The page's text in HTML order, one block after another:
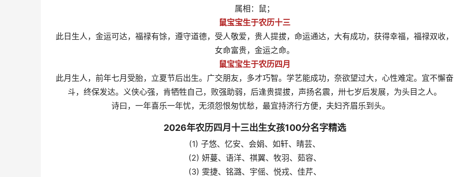
属相：鼠；
鼠宝宝生于农历十三
此日生人，金运可达，福禄有馀，遵守道德，受人敬爱，贵人提拔，命运通达，大有成功，获得幸福，福禄双收，
女命富贵，金运之命。
鼠宝宝生于农历四月
此月生人，前年七月受胎，立夏节后出生。广交朋友，多才巧智。学艺能成功，奈欲望过大，心性难定。宜不懈奋
斗，终保发达。义侠心强，肯牺牲自己，败强助弱，后逢贵提拔，声扬名震，卅七岁后发展，为头目之人。
诗曰，一年喜乐一年忧，无须怨恨匆忧愁，最宜持济行方便，夫妇齐眉乐到头。
2026年农历四月十三出生女孩100分名字精选
(1) 子悠、忆安、会娟、如轩、晴芸、
(2) 妍蔓、语洋、祺翼、牧羽、茹容、
(3) 雯捷、铭潞、宇傜、悦戎、佳芹、